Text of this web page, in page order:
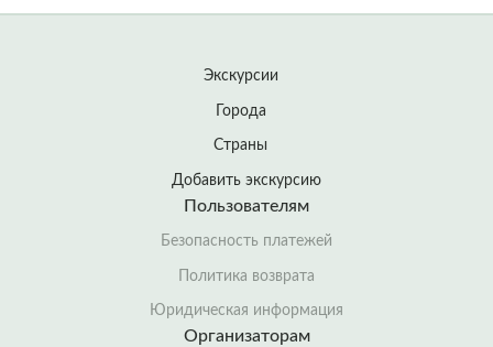
Экскурсии
Города
Страны
Добавить экскурсию
Пользователям
Безопасность платежей
Политика возврата
Юридическая информация
Организаторам